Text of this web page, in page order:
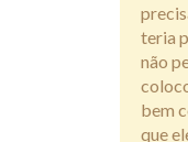
teria
não
bem
que